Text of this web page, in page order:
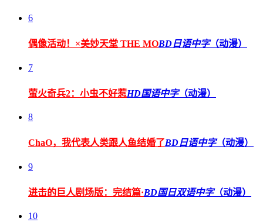
6
偶像活动！×美妙天堂 THE MOBD日语中字（动漫）
7
萤火奇兵2：小虫不好惹HD国语中字（动漫）
8
ChaO，我代表人类跟人鱼结婚了BD日语中字（动漫）
9
进击的巨人剧场版：完结篇·BD国日双语中字（动漫）
10